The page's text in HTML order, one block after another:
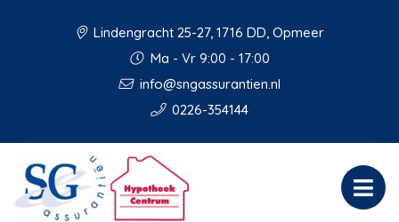
Lindengracht 25-27, 1716 DD, Opmeer
Ma - Vr 9:00 - 17:00
info@sngassurantien.nl
0226-354144